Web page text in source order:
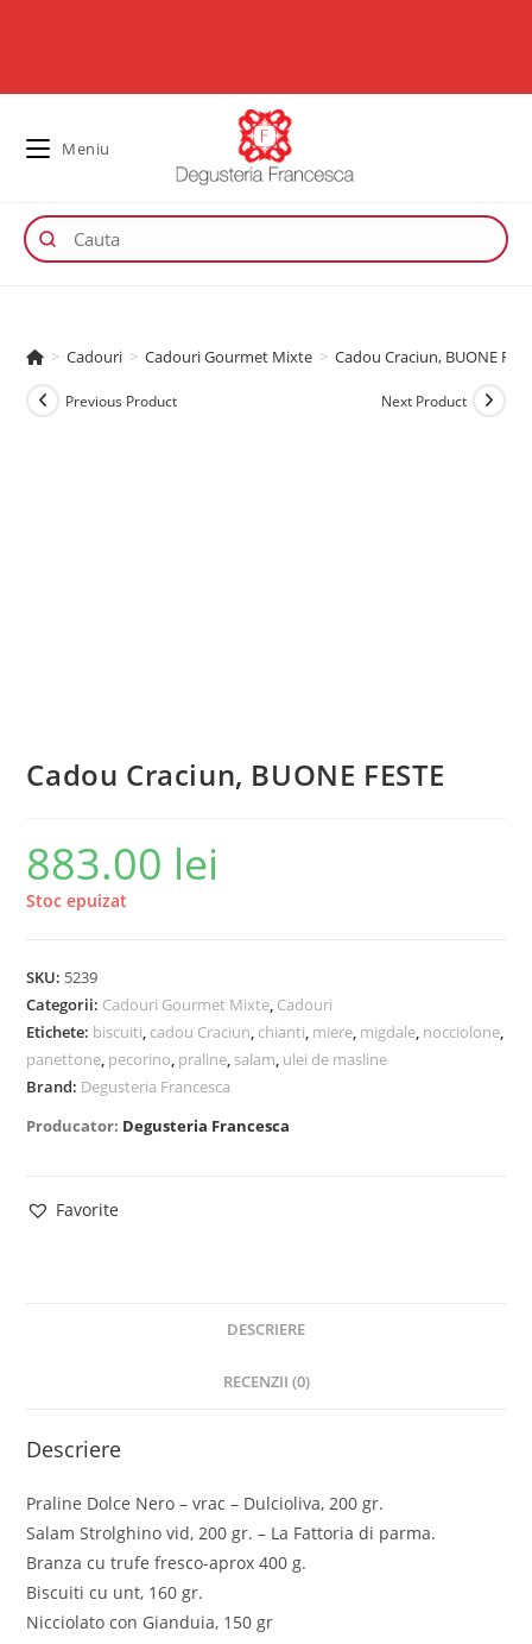
Meniu
> Cadouri > Cadouri Gourmet Mixte > Cadou Craciun, BUONE
Previous Product Next Product
Cadou Craciun, BUONE FESTE
883.00 lei
Stoc epuizat
SKU: 5239
Categorii: Cadouri Gourmet Mixte, Cadouri
Etichete: biscuiti, cadou Craciun, chianti, miere, migdale, nocciolone,
panettone, pecorino, praline, salam, ulei de masline
Brand: Degusteria Francesca
Producator: Degusteria Francesca
Favorite
DESCRIERE
RECENZII (0)
Descriere
Praline Dolce Nero – vrac – Dulcioliva, 200 gr.
Salam Strolghino vid, 200 gr. – La Fattoria di parma.
Branza cu trufe fresco-aprox 400 g.
Biscuiti cu unt, 160 gr.
Nicciolato con Gianduia, 150 gr